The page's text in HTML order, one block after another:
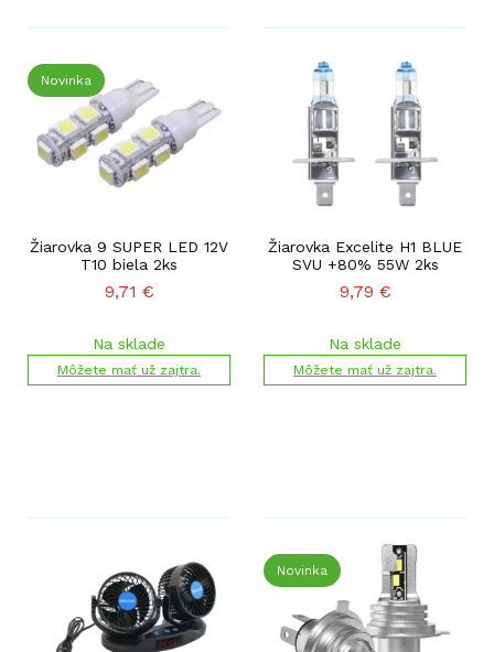
Novinka
Žiarovka 9 SUPER LED 12V
T10 biela 2ks
9,71 €
Na sklade
Môžete mať už zajtra.
Žiarovka Excelite H1 BLUE
SVU +80% 55W 2ks
9,79 €
Na sklade
Môžete mať už zajtra.
Novinka